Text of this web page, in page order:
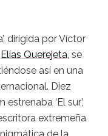
dirigida por Víctor
Elías Querejeta, se
así en una
Diez
‘El sur’,
extremeña